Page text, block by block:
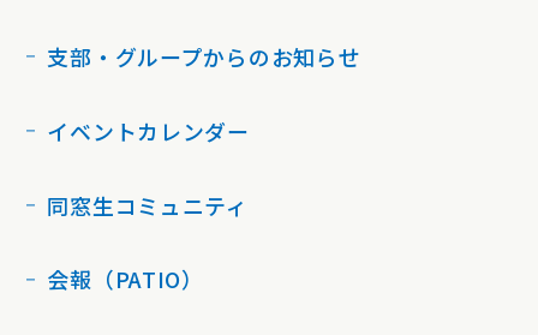
支部・グループからのお知らせ
イベントカレンダー
同窓生コミュニティ
会報（PATIO）